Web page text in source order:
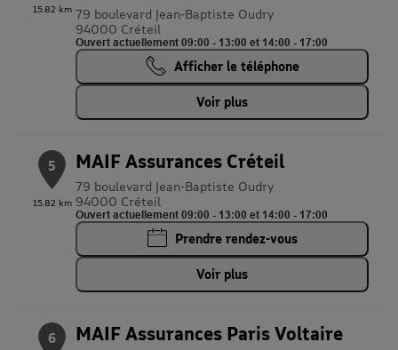
15.82 km 79 boulevard Jean-Baptiste Oudry
94000 Créteil
Ouvert actuellement 09:00 - 13:00 et 14:00 - 17:00
Afficher le téléphone
Voir plus
5
15.82 km
MAIF Assurances Créteil
79 boulevard Jean-Baptiste Oudry
94000 Créteil
Ouvert actuellement 09:00 - 13:00 et 14:00 - 17:00
Prendre rendez-vous
Voir plus
6 MAIF Assurances Paris Voltaire